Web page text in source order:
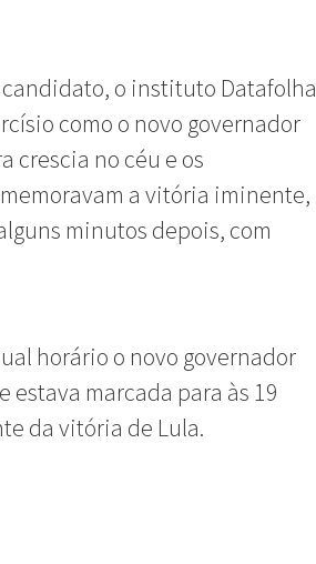
o instituto Datafolha
como o novo governador
crescia no céu e os
a vitória iminente,
minutos depois, com
horário o novo governador
marcada para às 19
da vitória de Lula.